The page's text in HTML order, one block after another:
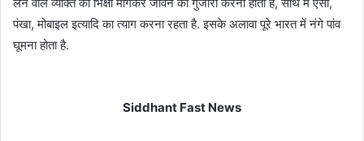
लेने वाले व्यक्ति को भिक्षा मांगकर जीवन का गुजारा करना होता है, साथ में एसी,
पंखा, मोबाइल इत्यादि का त्याग करना रहता है. इसके अलावा पूरे भारत में नंगे पांव
घूमना होता है.
Siddhant Fast News